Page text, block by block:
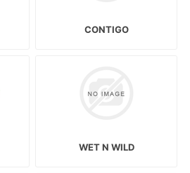
CONTIGO
WET N WILD